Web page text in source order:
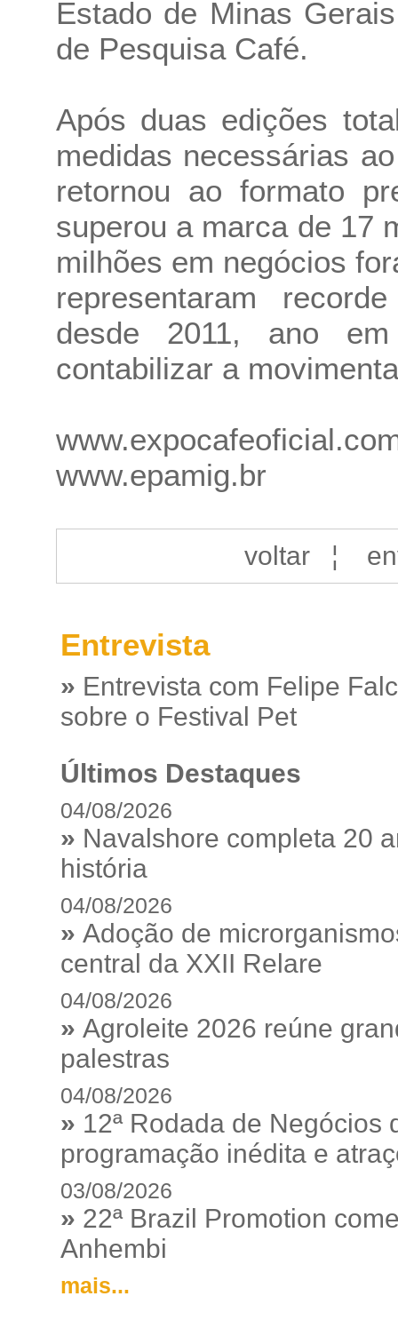
Estado de Minas
de Pesquisa Café.
Após duas edições
medidas necessárias
retornou ao formato
superou a marca de 17
milhões em negócios
representaram
desde 2011, ano
contabilizar a
www.epamig.br
voltar¦
Entrevista
» Entrevista com Felipe
sobre o Festival Pet
Últimos Destaques
04/08/2026
» Navalshore completa 20
história
04/08/2026
» Adoção de
central da XXII Relare
04/08/2026
» Agroleite 2026 reúne
palestras
04/08/2026
» 12ª Rodada de Negócios
programação inédita e
03/08/2026
» 22ª Brazil Promotion
Anhembi
mais...